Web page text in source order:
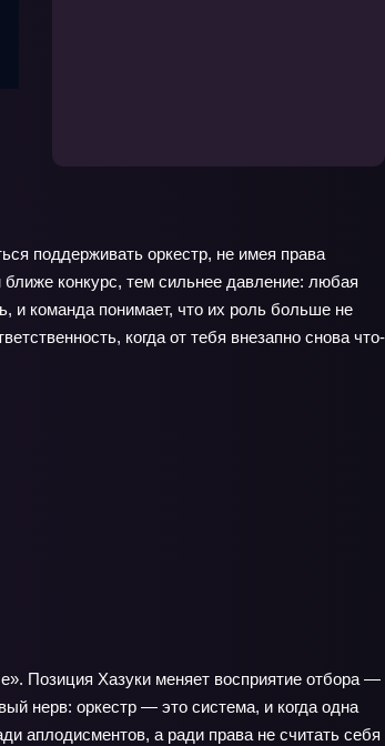
поддерживать оркестр, не имея права
конкурс, тем сильнее давление: любая
и команда понимает, что их роль больше не
когда от тебя внезапно снова что-
Позиция Хазуки меняет восприятие отбора —
нерв: оркестр — это система, и когда одна
аплодисментов, а ради права не считать себя